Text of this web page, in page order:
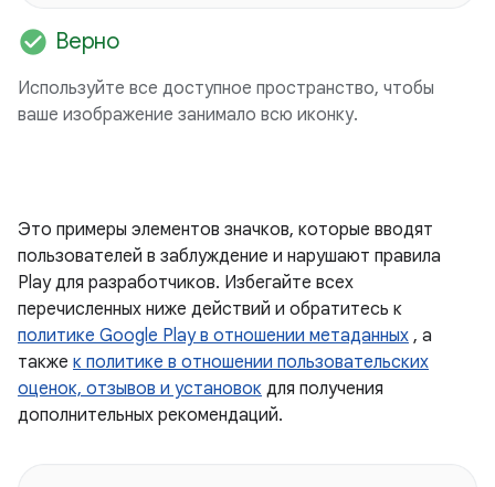
check_circle Верно
Используйте все доступное пространство, чтобы
ваше изображение занимало всю иконку.
Это примеры элементов значков, которые вводят
пользователей в заблуждение и нарушают правила
Play для разработчиков. Избегайте всех
перечисленных ниже действий и обратитесь к
политике Google Play в отношении метаданных , а
также к политике в отношении пользовательских
оценок, отзывов и установок для получения
дополнительных рекомендаций.